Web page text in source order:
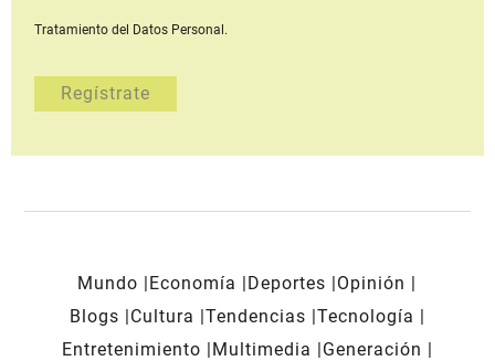
Tratamiento del Datos Personal.
Mundo Economía Deportes
Opinión
Blogs
Cultura Tendencias Tecnología
Entretenimiento
Multimedia
Generación